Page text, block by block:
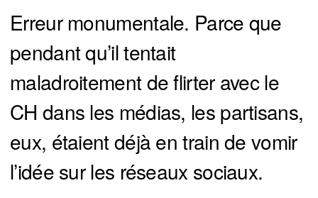
Erreur monumentale. Parce que
pendant qu’il tentait
maladroitement de flirter avec le
CH dans les médias, les partisans,
eux, étaient déjà en train de vomir
l’idée sur les réseaux sociaux.